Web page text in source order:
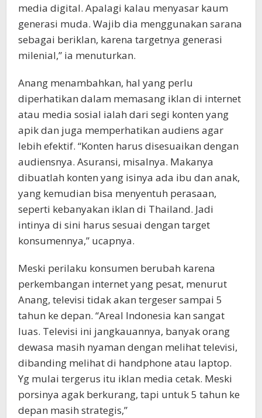
media digital. Apalagi kalau menyasar kaum
generasi muda. Wajib dia menggunakan sarana
sebagai beriklan, karena targetnya generasi
milenial,” ia menuturkan.
Anang menambahkan, hal yang perlu
diperhatikan dalam memasang iklan di internet
atau media sosial ialah dari segi konten yang
apik dan juga memperhatikan audiens agar
lebih efektif. “Konten harus disesuaikan dengan
audiensnya. Asuransi, misalnya. Makanya
dibuatlah konten yang isinya ada ibu dan anak,
yang kemudian bisa menyentuh perasaan,
seperti kebanyakan iklan di Thailand. Jadi
intinya di sini harus sesuai dengan target
konsumennya,” ucapnya.
Meski perilaku konsumen berubah karena
perkembangan internet yang pesat, menurut
Anang, televisi tidak akan tergeser sampai 5
tahun ke depan. “Areal Indonesia kan sangat
luas. Televisi ini jangkauannya, banyak orang
dewasa masih nyaman dengan melihat televisi,
dibanding melihat di handphone atau laptop.
Yg mulai tergerus itu iklan media cetak. Meski
porsinya agak berkurang, tapi untuk 5 tahun ke
depan masih strategis,”